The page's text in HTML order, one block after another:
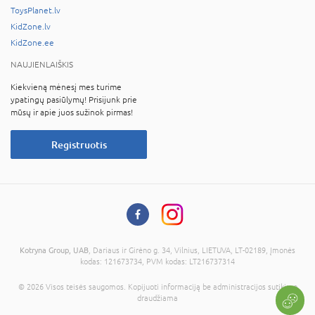
ToysPlanet.lv
KidZone.lv
KidZone.ee
NAUJIENLAIŠKIS
Kiekvieną mėnesį mes turime
ypatingų pasiūlymų! Prisijunk prie
mūsų ir apie juos sužinok pirmas!
Registruotis
Kotryna Group, UAB , Dariaus ir Girėno g. 34, Vilnius, LIETUVA, LT-02189, Įmonės
kodas: 121673734, PVM kodas: LT216737314
© 2026 Visos teisės saugomos. Kopijuoti informaciją be administracijos sutikimo
draudžiama